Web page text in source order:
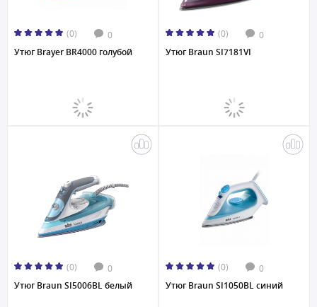
(0) 0
Утюг Brayer BR4000 голубой
(0) 0
Утюг Braun SI7181VI
(0) 0
Утюг Braun SI5006BL белый
(0) 0
Утюг Braun SI1050BL синий